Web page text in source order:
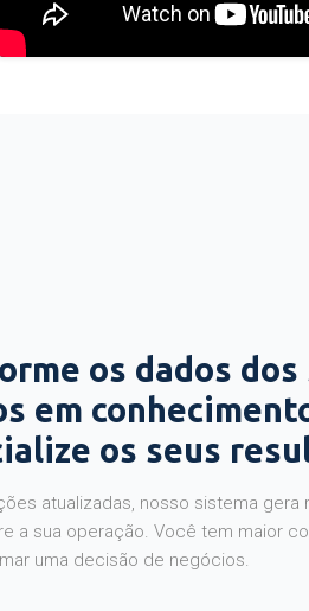
os dados dos
em
os seus
atualizadas, nosso sistema gera
a sua operação. Você tem maior
uma decisão de negócios.